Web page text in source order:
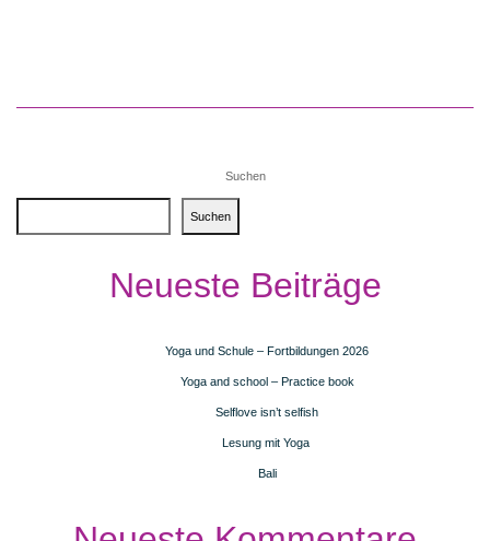
Suchen
Suchen
Neueste Beiträge
Yoga und Schule – Fortbildungen 2026
Yoga and school – Practice book
Selflove isn’t selfish
Lesung mit Yoga
Bali